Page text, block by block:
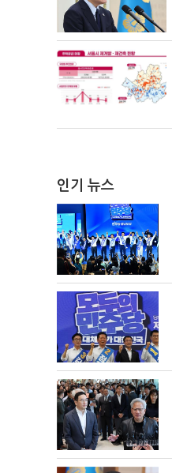
인기 뉴스